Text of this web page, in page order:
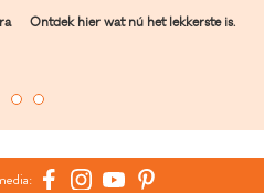
Ontdek hier wat nú het lekkerste is.